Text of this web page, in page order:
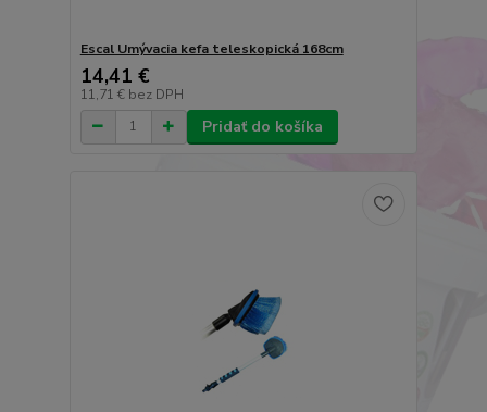
Escal Umývacia kefa teleskopická 168cm
14,41 €
11,71 € bez DPH
Pridať do košíka